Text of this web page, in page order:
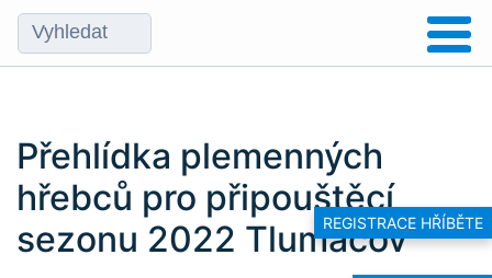
REGISTRACE HŘÍBĚTE
Přehlídka plemenných
hřebců pro připouštěcí
sezonu 2022 Tlumačov